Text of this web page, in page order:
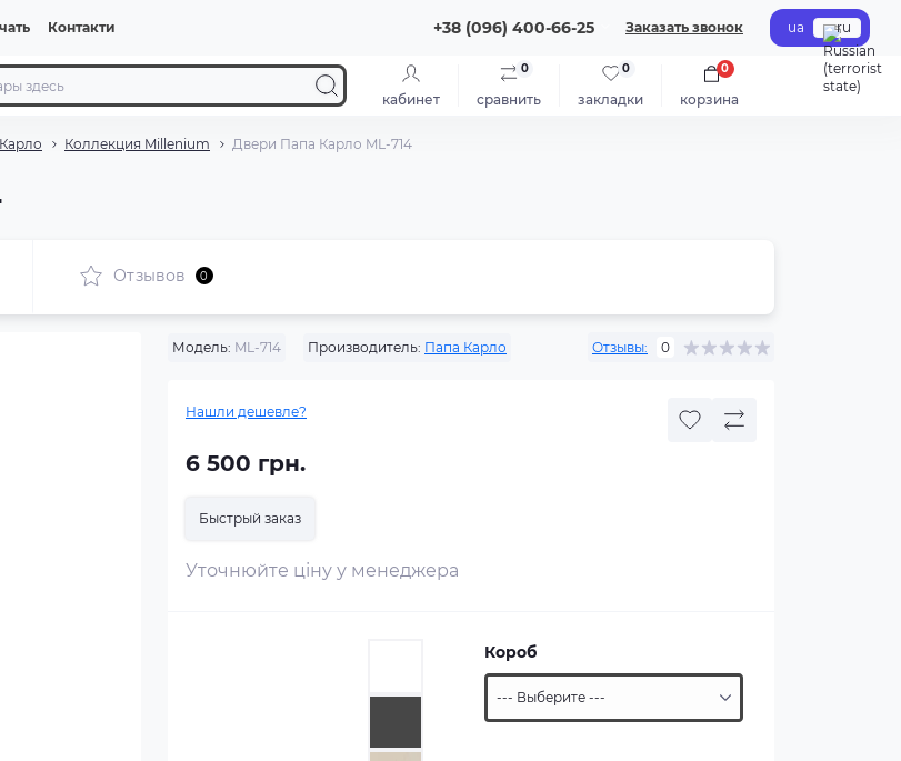
Контакти +38 (096) 400-66-25 Заказать звонок ua ru
кабинет сравнить
0
закладки
0
корзина
0
Коллекция Millenium Двери Папа Карло ML-714
Отзывов 0
Модель: ML-714 Производитель: Папа Карло Отзывы: 0
Нашли дешевле?
6 500 грн.
Быстрый заказ
Уточнюйте ціну у менеджера
Короб